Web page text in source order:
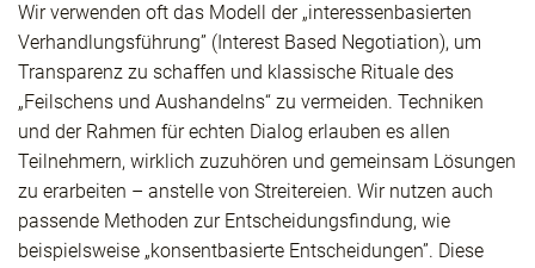
Wir verwenden oft das Modell der „interessenbasierten
Verhandlungsführung” (Interest Based Negotiation), um
Transparenz zu schaffen und klassische Rituale des
„Feilschens und Aushandelns“ zu vermeiden. Techniken
und der Rahmen für echten Dialog erlauben es allen
Teilnehmern, wirklich zuzuhören und gemeinsam Lösungen
zu erarbeiten – anstelle von Streitereien. Wir nutzen auch
passende Methoden zur Entscheidungsfindung, wie
beispielsweise „konsentbasierte Entscheidungen”. Diese